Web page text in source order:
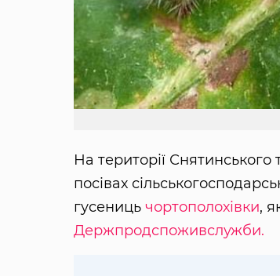
На території Снятинського
посівах
гусениць чортополохівки,
Держпродспоживслужби.